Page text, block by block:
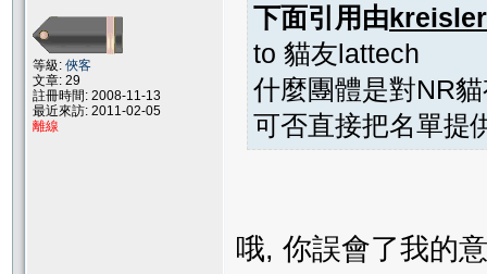
等級: 俠客
文章: 29
註冊時間: 2008-11-13
最近來訪: 2011-02-05
離線
下面引用由kreisler
to 貓友lattech
什麼團體是對NR
可否直接把名單提
哦, 你誤會了我的